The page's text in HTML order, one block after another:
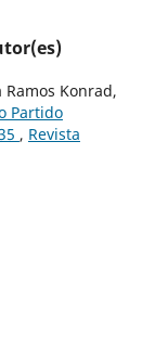
Konrad,
Partido
, Revista